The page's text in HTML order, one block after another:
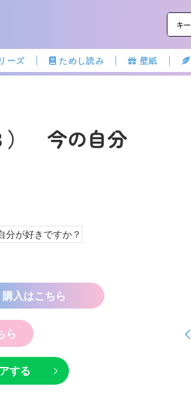
ーズ ためし読み 壁紙
） 今の自分
購入はこちら
ら
する
ンはサー
探偵チームＫＺ事件
ノート ２１～３０